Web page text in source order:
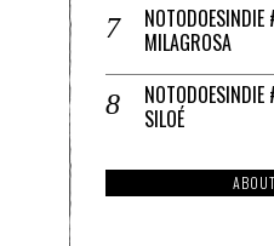
MILAGROSA
SILOÉ